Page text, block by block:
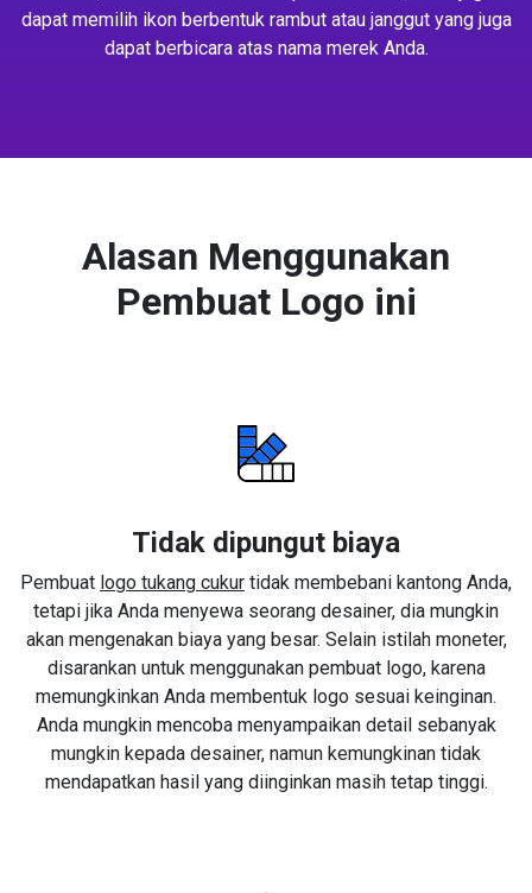
dapat memilih ikon berbentuk rambut atau janggut yang juga
dapat berbicara atas nama merek Anda.
Alasan Menggunakan
Pembuat Logo ini
Tidak dipungut biaya
Pembuat logo tukang cukur tidak membebani kantong Anda,
tetapi jika Anda menyewa seorang desainer, dia mungkin
akan mengenakan biaya yang besar. Selain istilah moneter,
disarankan untuk menggunakan pembuat logo, karena
memungkinkan Anda membentuk logo sesuai keinginan.
Anda mungkin mencoba menyampaikan detail sebanyak
mungkin kepada desainer, namun kemungkinan tidak
mendapatkan hasil yang diinginkan masih tetap tinggi.